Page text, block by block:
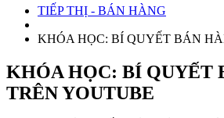
TIẾP THỊ - BÁN HÀNG
KHÓA HỌC: BÍ QUYẾT BÁN
KHÓA HỌC: BÍ QUYẾT
TRÊN YOUTUBE